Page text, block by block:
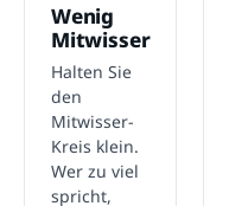
Wenig
Mitwisser
Halten Sie
den
Mitwisser-
Kreis klein.
Wer zu viel
spricht,